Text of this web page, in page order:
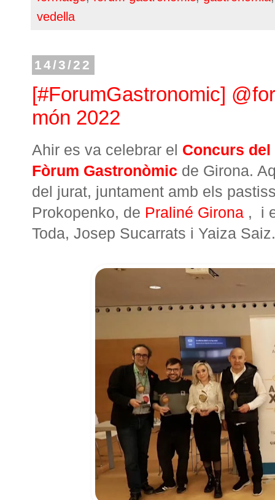
vedella
14/3/22
[#ForumGastronomic]
món 2022
Ahir es va celebrar el Concurs
Fòrum Gastronòmic de Girona.
del jurat, juntament amb els
Prokopenko, de Praliné Girona , i
Toda, Josep Sucarrats i Yaiza Saiz.